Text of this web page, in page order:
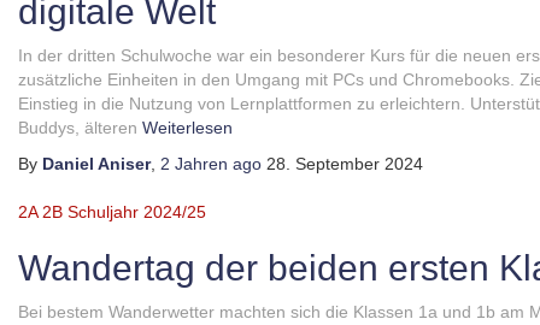
digitale Welt
In der dritten Schulwoche war ein besonderer Kurs für die neuen
zusätzliche Einheiten in den Umgang mit PCs und Chromebooks.
Einstieg in die Nutzung von Lernplattformen zu erleichtern.
Buddys, älteren Weiterlesen
By Daniel Aniser, 2 Jahren ago 28. September 2024
2A 2B Schuljahr 2024/25
Wandertag der beiden ersten
Bei bestem Wanderwetter machten sich die Klassen 1a und 1b am